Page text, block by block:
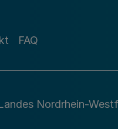
FAQ
Nordrhein-